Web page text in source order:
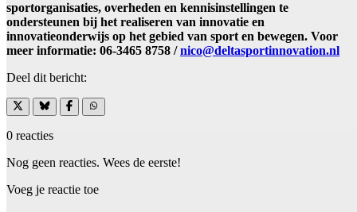
sportorganisaties, overheden en kennisinstellingen te
ondersteunen bij het realiseren van innovatie en
innovatieonderwijs op het gebied van sport en bewegen. Voor
meer informatie: 06-3465 8758 /nico@deltasportinnovation.nl
Deel dit bericht:
0 reacties
Nog geen reacties. Wees de eerste!
Voeg je reactie toe